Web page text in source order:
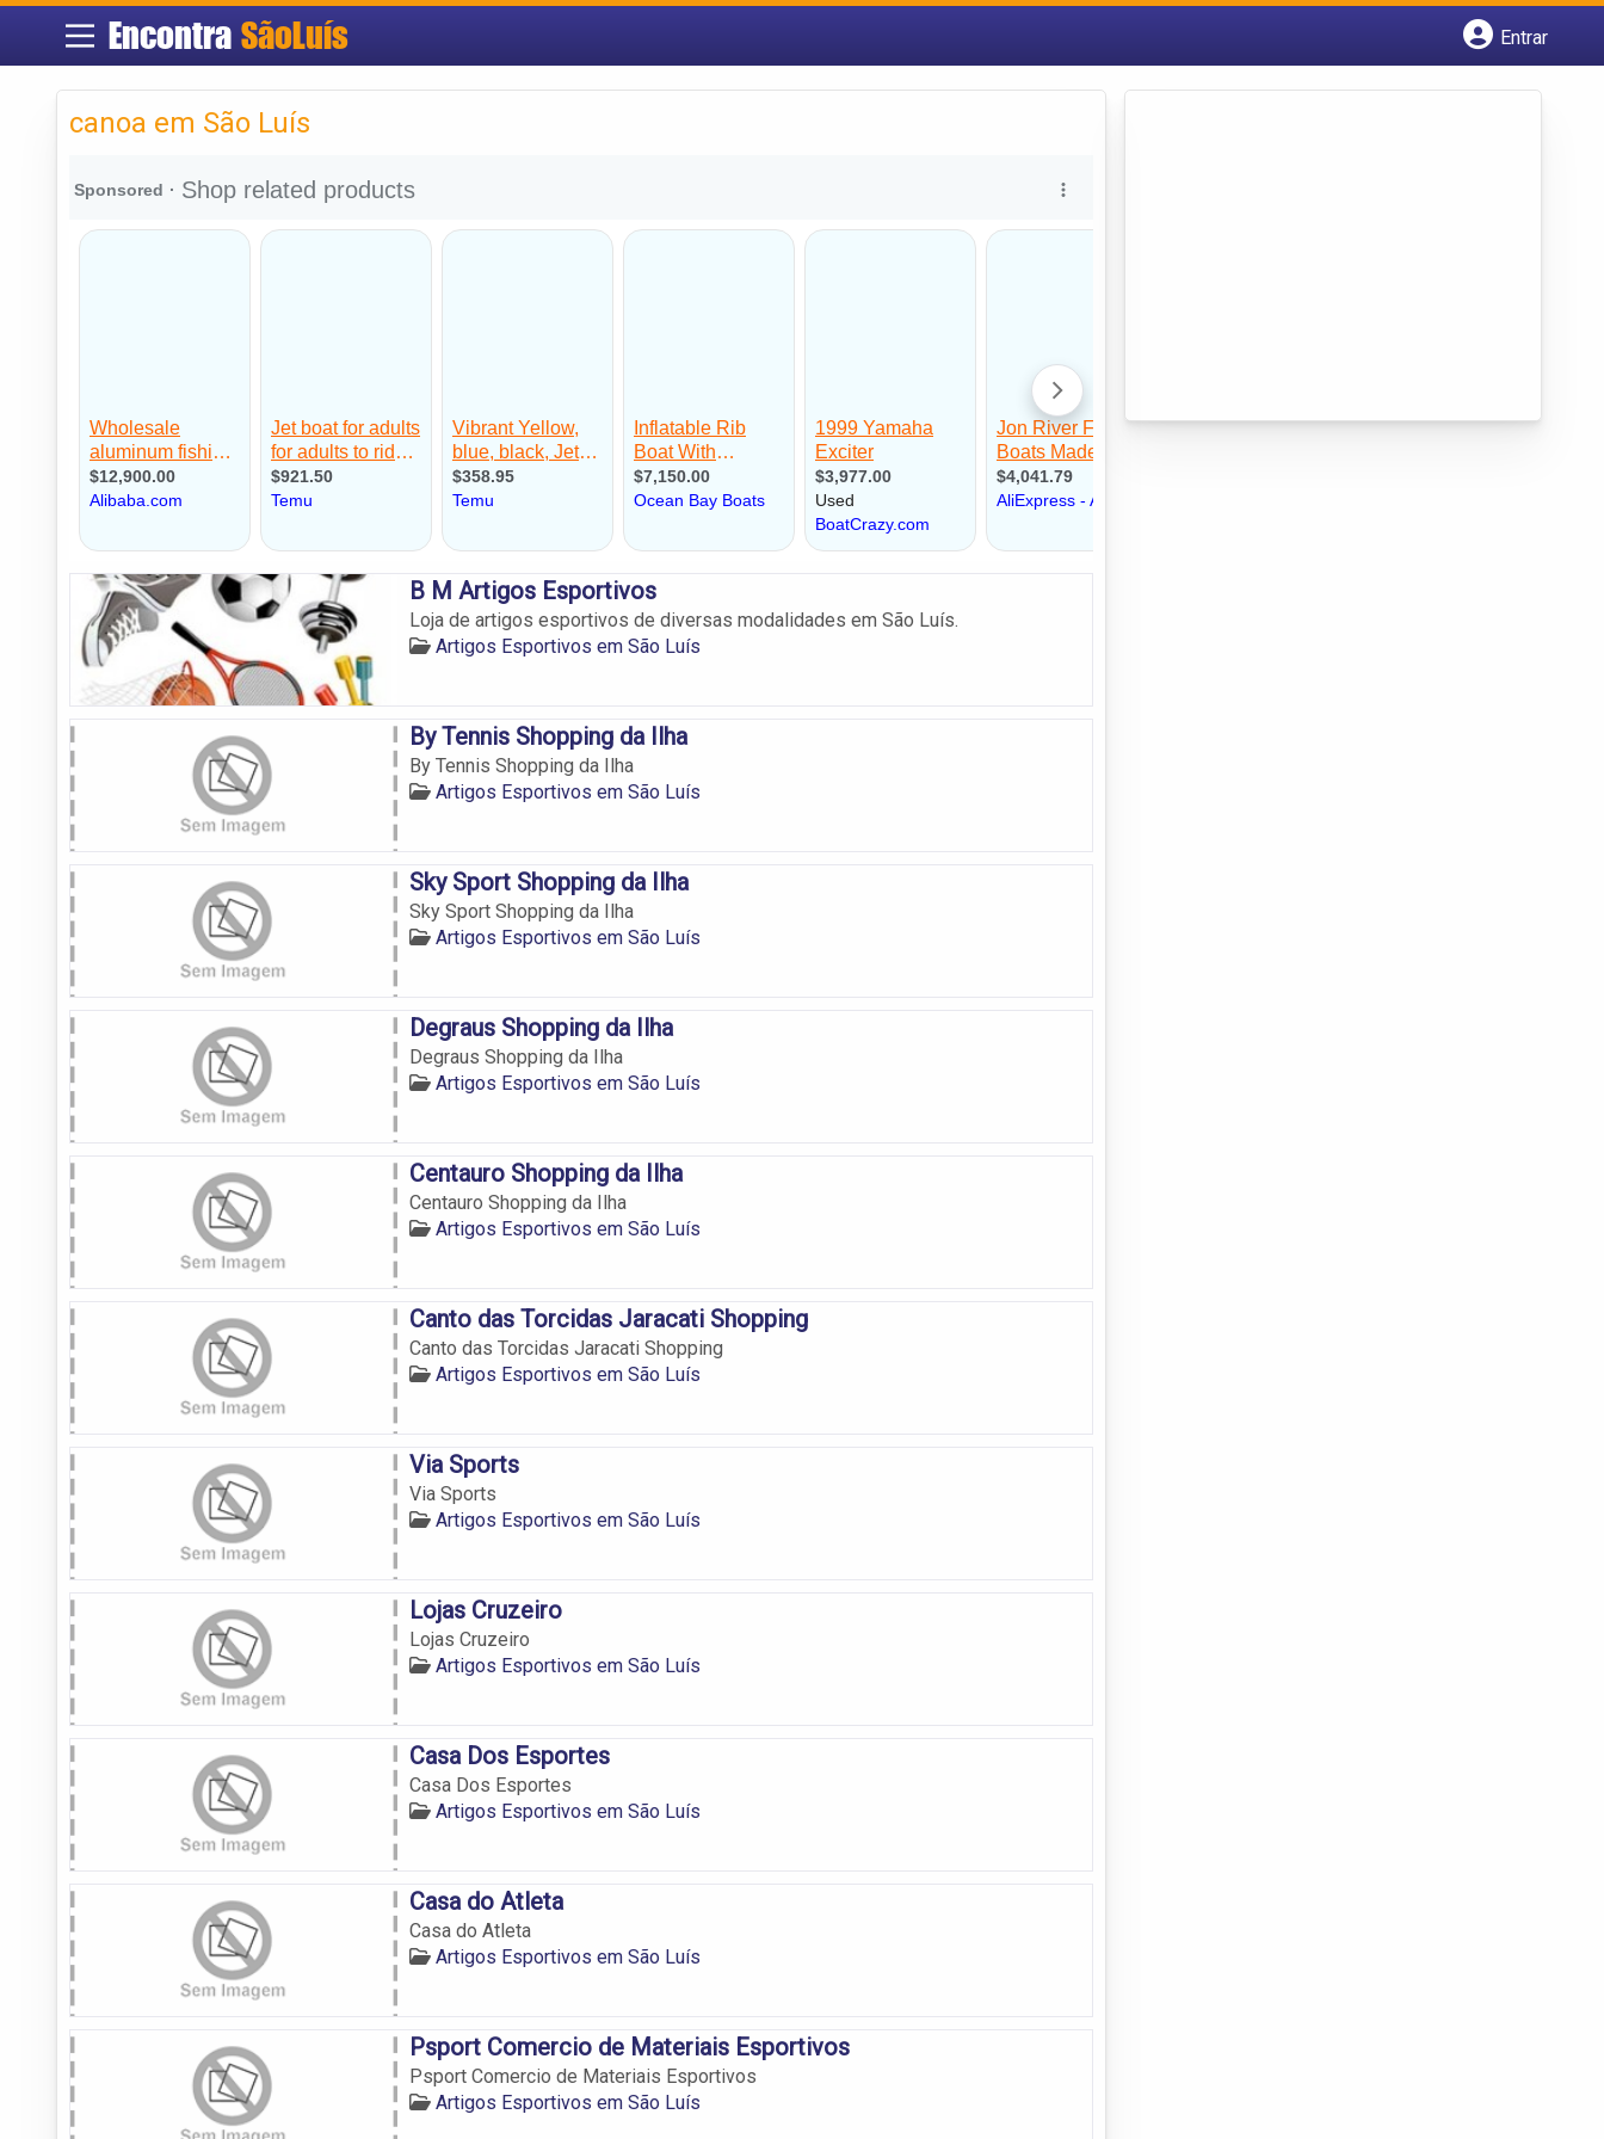
Encontra SãoLuís
Entrar
canoa em São Luís
B M Artigos Esportivos
Loja de artigos esportivos de diversas modalidades em São Luís.
Artigos Esportivos em São Luís
By Tennis Shopping da Ilha
By Tennis Shopping da Ilha
Artigos Esportivos em São Luís
Sky Sport Shopping da Ilha
Sky Sport Shopping da Ilha
Artigos Esportivos em São Luís
Degraus Shopping da Ilha
Degraus Shopping da Ilha
Artigos Esportivos em São Luís
Centauro Shopping da Ilha
Centauro Shopping da Ilha
Artigos Esportivos em São Luís
Canto das Torcidas Jaracati Shopping
Canto das Torcidas Jaracati Shopping
Artigos Esportivos em São Luís
Via Sports
Via Sports
Artigos Esportivos em São Luís
Lojas Cruzeiro
Lojas Cruzeiro
Artigos Esportivos em São Luís
Casa Dos Esportes
Casa Dos Esportes
Artigos Esportivos em São Luís
Casa do Atleta
Casa do Atleta
Artigos Esportivos em São Luís
Psport Comercio de Materiais Esportivos
Psport Comercio de Materiais Esportivos
Artigos Esportivos em São Luís